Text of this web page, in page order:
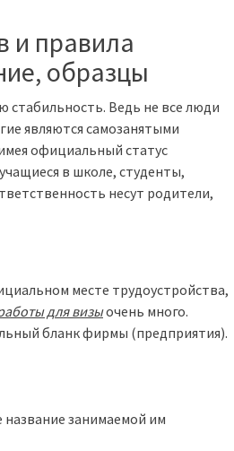
и правила
образцы
стабильность. Ведь не все люди
являются самозанятыми
официальный статус
в школе, студенты,
несут родители,
месте трудоустройства,
для визыочень много.
бланк фирмы (предприятия).
название занимаемой им